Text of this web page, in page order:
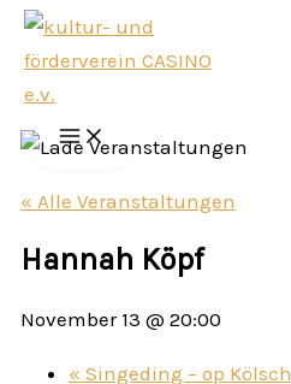
Zum
Inhalt
springen
« Alle Veranstaltungen
Hannah Köpf
November 13 @ 20:00
« Singeding – op Kölsch